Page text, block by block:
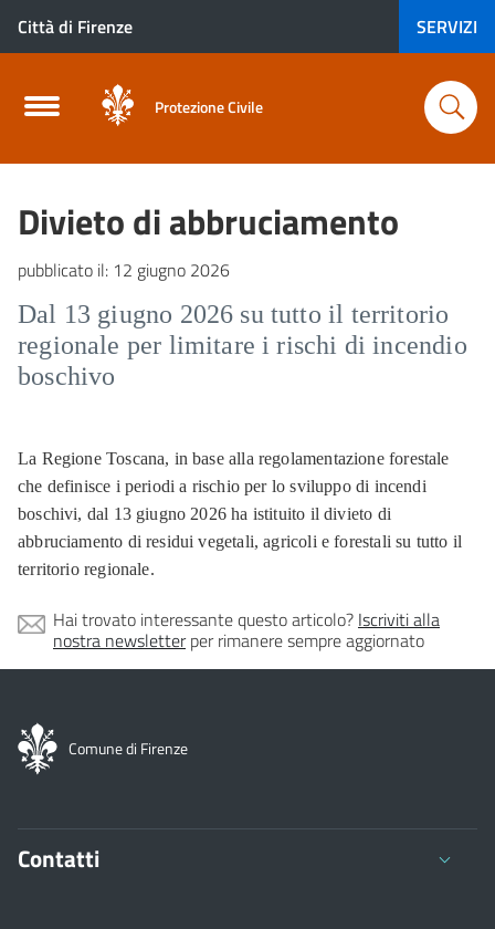
Città di Firenze SERVIZI
Protezione Civile
Divieto di abbruciamento
pubblicato il: 12 giugno 2026
Dal 13 giugno 2026 su tutto il territorio
regionale per limitare i rischi di incendio
boschivo
La Regione Toscana, in base alla regolamentazione forestale
che definisce i periodi a rischio per lo sviluppo di incendi
boschivi, dal 13 giugno 2026 ha istituito il divieto di
abbruciamento di residui vegetali, agricoli e forestali su tutto il
territorio regionale.
Hai trovato interessante questo articolo? Iscriviti alla
nostra newsletterper rimanere sempre aggiornato
Comune di Firenze
Contatti